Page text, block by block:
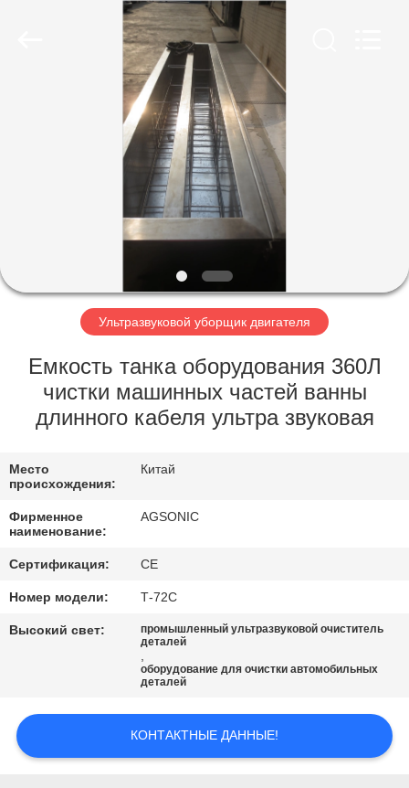
ПРОДУКТЫ
ШОУ
НАС
ПУТЕШЕСТВИЕ
ПРОВЕРКА
КАЧЕСТВА
СВЯЖИТЕСЬ
МЫ
СПРОСИТЕ
ЦИТАТУ
Ультразвуковой уборщик двигателя
Емкость танка оборудования 360Л
чистки машинных частей ванны
длинного кабеля ультра звуковая
Место
происхождения:
Китай
Фирменное
наименование:
AGSONIC
Сертификация: CE
Номер модели: Т-72С
Высокий свет:
промышленный ультразвуковой очиститель
деталей
,
оборудование для очистки автомобильных
деталей
КОНТАКТНЫЕ ДАННЫЕ!